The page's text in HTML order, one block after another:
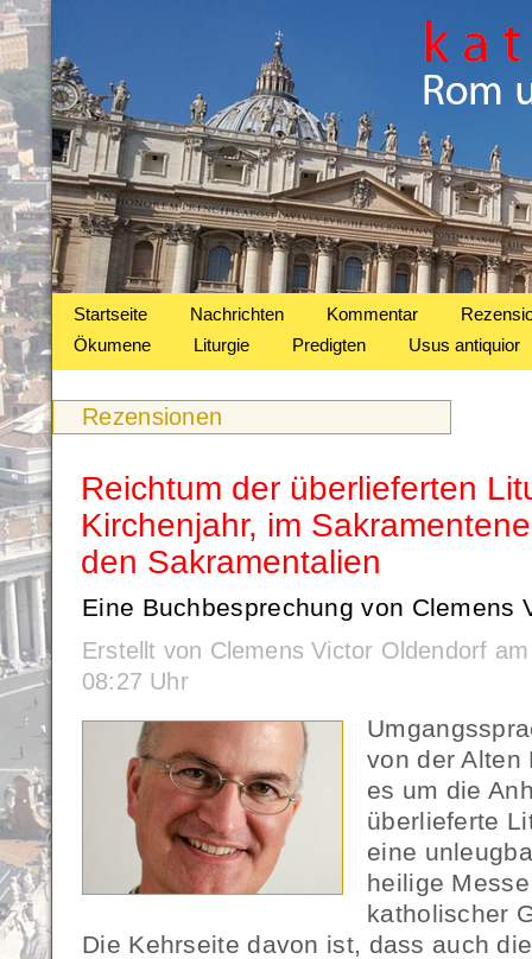
Startseite Nachrichten Kommentar
Ökumene
Liturgie Predigten Usus antiquior
Rezensionen
Reichtum der überlieferten
Kirchenjahr, im
den Sakramentalien
Eine Buchbesprechung von Clemens
Erstellt von Clemens Victor Oldendorf
08:27 Uhr
von der Alten
es um die
überlieferte
eine
heilige
katholischer
Die Kehrseite davon ist, dass auch